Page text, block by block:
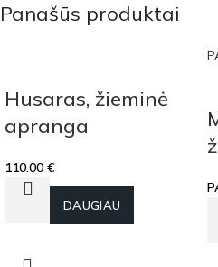
Panašūs produktai
Husaras, žieminė
apranga
110.00 €
DAUGIAU